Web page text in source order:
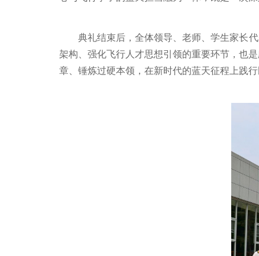
典礼结束后，全体领导、老师、学生家长
架构、强化飞行人才思想引领的重要环节，也
章、锤炼过硬本领，在新时代的蓝天征程上践